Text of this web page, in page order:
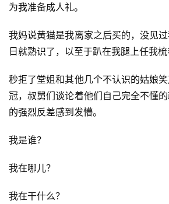
为我准备成人礼。
我妈说黄猫是我离家之后买的，没见
日就熟识了，以至于趴在我腿上任我梳
秒拒了堂姐和其他几个不认识的姑娘
冠，叔舅们谈论着他们自己完全不懂
的强烈反差感到发懵。
我是谁？
我在哪儿？
我在干什么？